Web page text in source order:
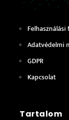
Adatvédelmi
GDPR
Kapcsolat
Tartalom